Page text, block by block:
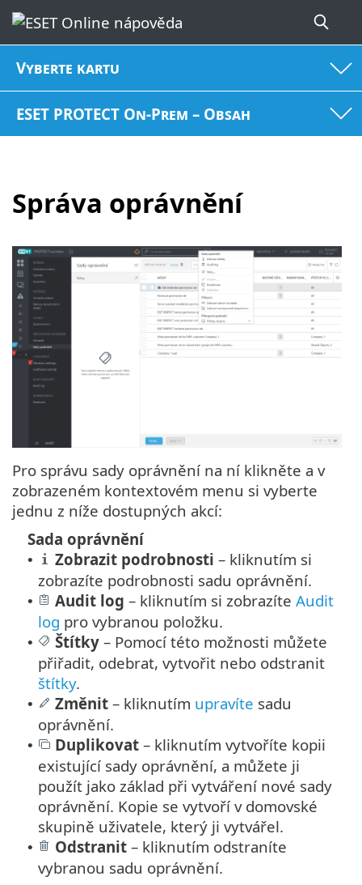
Vyberte kartu
ESET PROTECT On-Prem – Obsah
Správa oprávnění
Pro správu sady oprávnění na ní klikněte a v
zobrazeném kontextovém menu si vyberte
jednu z níže dostupných akcí:
Sada oprávnění
• Zobrazit podrobnosti – kliknutím si
zobrazíte podrobnosti sadu oprávnění.
• Audit log – kliknutím si zobrazíte Audit
log pro vybranou položku.
• Štítky – Pomocí této možnosti můžete
přiřadit, odebrat, vytvořit nebo odstranit
štítky.
• Změnit – kliknutím upravíte sadu
oprávnění.
• Duplikovat – kliknutím vytvoříte kopii
existující sady oprávnění, a můžete ji
použít jako základ při vytváření nové sady
oprávnění. Kopie se vytvoří v domovské
skupině uživatele, který ji vytvářel.
• Odstranit – kliknutím odstraníte
vybranou sadu oprávnění.